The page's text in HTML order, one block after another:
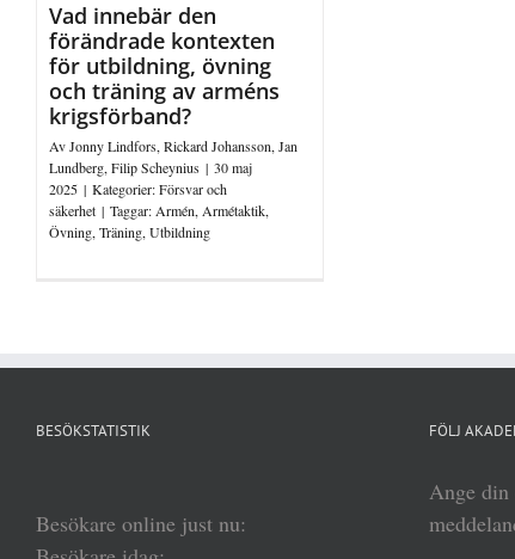
Vad innebär den
förändrade kontexten
för utbildning, övning
och träning av arméns
krigsförband?
AvJonny Lindfors, Rickard Johansson, Jan
Lundberg, Filip Scheynius | 30 maj
2025 | Kategorier:Försvar och
säkerhet | Taggar: Armén, Armétaktik,
Övning, Träning, Utbildning
BESÖKSTATISTIK
Besökare online just nu:
FÖLJ
Ange din